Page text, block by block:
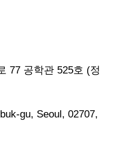
77 공학관 525호 (정
gu, Seoul, 02707,